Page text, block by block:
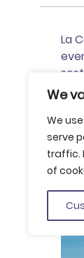
We
We
serve
traffic.
of
La